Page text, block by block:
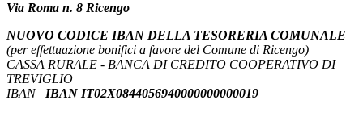
Via Roma n. 8 Ricengo
NUOVO CODICE IBAN DELLA TESORERIA COMUNALE
(per effettuazione bonifici a favore del Comune di Ricengo)
CASSA RURALE - BANCA DI CREDITO COOPERATIVO DI
TREVIGLIO
IBAN
IBAN IT02X0844056940000000000019